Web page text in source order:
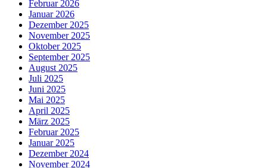
Februar 2026
Januar 2026
Dezember 2025
November 2025
Oktober 2025
September 2025
August 2025
Juli 2025
Juni 2025
Mai 2025
April 2025
März 2025
Februar 2025
Januar 2025
Dezember 2024
November 2024